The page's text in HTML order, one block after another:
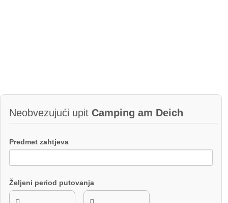
Neobvezujući upit Camping am Deich
Predmet zahtjeva
Željeni period putovanja